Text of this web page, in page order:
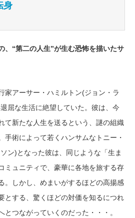
身
、“第二の人生”が生む恐怖を描いたサ
家アーサー・ハミルトン(ジョン・ラ
屈な生活に絶望していた。彼は、今
て新たな人生を送るという、謎の組織
手術によって若くハンサムなトニー・
ン)となった彼は、同じような「生ま
ミュニティで、豪華に各地を旅する存
。しかし、めまいがするほどの高揚感
とする、驚くほどの対価を知るにつれ
とつながっていくのだった・・・。